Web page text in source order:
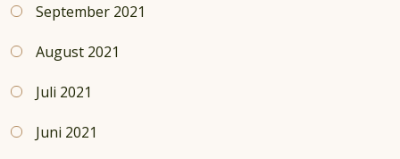
September 2021
August 2021
Juli 2021
Juni 2021